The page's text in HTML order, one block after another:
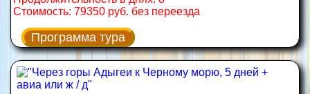
Стоимость: 79350 руб. без переезда
Программа тура